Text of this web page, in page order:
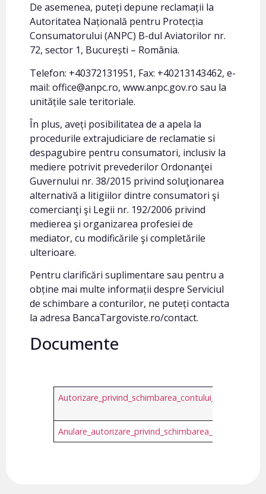
De asemenea, puteți depune reclamații la
Autoritatea Națională pentru Protecția
Consumatorului (ANPC) B-dul Aviatorilor nr.
72, sector 1, București – România.
Telefon: +40372131951, Fax: +40213143462, e-
mail: office@anpc.ro, www.anpc.gov.ro sau la
unitățile sale teritoriale.
În plus, aveți posibilitatea de a apela la
procedurile extrajudiciare de reclamatie si
despagubire pentru consumatori, inclusiv la
mediere potrivit prevederilor Ordonanţei
Guvernului nr. 38/2015 privind soluţionarea
alternativă a litigiilor dintre consumatori şi
comercianţi şi Legii nr. 192/2006 privind
medierea şi organizarea profesiei de
mediator, cu modificările şi completările
ulterioare.
Pentru clarificări suplimentare sau pentru a
obține mai multe informații despre Serviciul
de schimbare a conturilor, ne puteți contacta
la adresa BancaTargoviste.ro/contact.
Documente
Autorizare_privind_schimbarea_contului_de_plati.pdf